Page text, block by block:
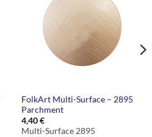
FolkArt Multi-Surface – 2895
Parchment
4,40€
Multi-Surface 2895